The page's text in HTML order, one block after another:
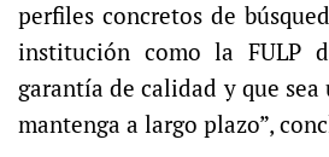
perfiles concretos de
institución como la FULP
garantía de calidad y que sea
mantenga a largo plazo”,